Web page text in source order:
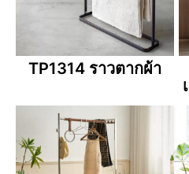
TP1314 ราวตากผ้า